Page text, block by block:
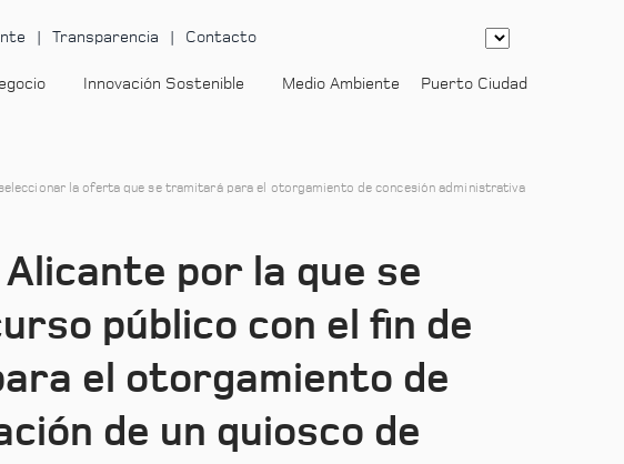
Transparencia Contacto
Innovación Sostenible Medio Ambiente Puerto Ciudad
la oferta que se tramitará para el otorgamiento de concesión administrativa
por la que se
público con el fin de
el otorgamiento de
de un quiosco de